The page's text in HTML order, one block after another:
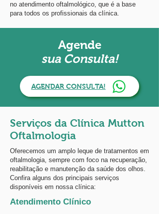
no atendimento oftalmológico, que é a base
para todos os profissionais da clínica.
Agende
sua Consulta!
AGENDAR CONSULTA!
Serviços da Clínica Mutton
Oftalmologia
Oferecemos um amplo leque de tratamentos em
oftalmologia, sempre com foco na recuperação,
reabilitação e manutenção da saúde dos olhos.
Confira alguns dos principais serviços
disponíveis em nossa clínica:
Atendimento Clínico